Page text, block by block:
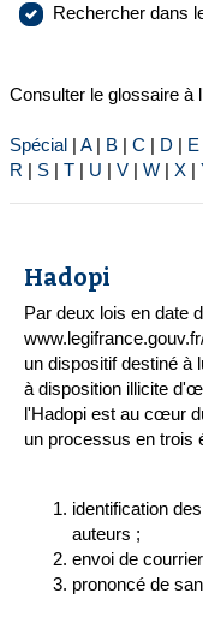
Rechercher dans
Consulter le glossaire à
Spécial A| B C D E
R
S T U V W X
Hadopi
Par deux lois en date
un dispositif destiné à
à disposition illicite
l'Hadopi est au cœur
un processus en trois
identification
auteurs ;
envoi de
prononcé de